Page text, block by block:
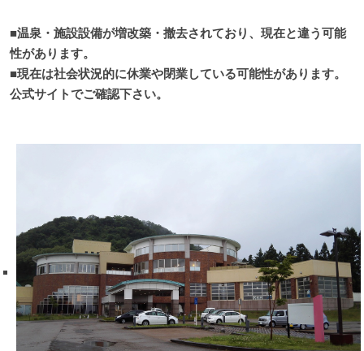
■温泉・施設設備が増改築・撤去されており、現在と違う可能
性があります。
■現在は社会状況的に休業や閉業している可能性があります。
公式サイトでご確認下さい。